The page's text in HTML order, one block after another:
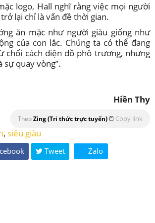
logo, Hall nghĩ rằng việc mọi người
lại chỉ là vấn đề thời gian.
ăn mặc như người giàu giống như
của con lắc. Chúng ta có thể đang
chối cách diện đồ phô trương, nhưng
quay vòng”.
Hiền Thy
TheoZing (Tri thức trực tuyến) Copy link
, siêu giàu
Tweet Zalo